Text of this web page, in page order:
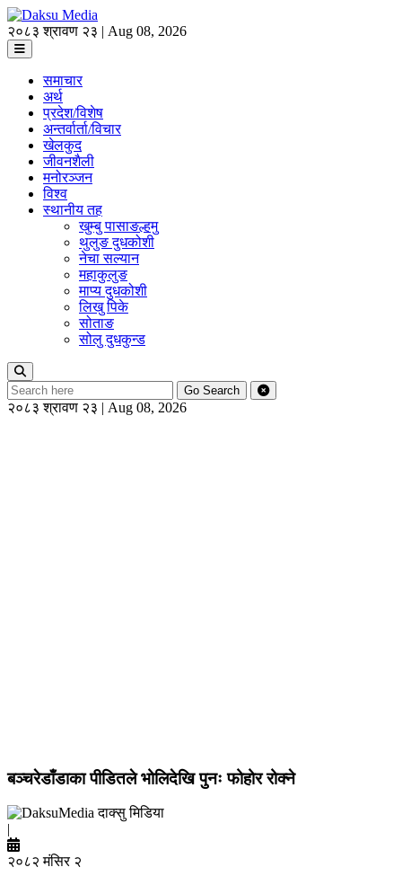
२०८३ श्रावण २३ | Aug 08, 2026
समाचार
अर्थ
प्रदेश/विशेष
अन्तर्वार्ता/विचार
खेलकुद
जीवनशैली
मनोरञ्जन
विश्व
स्थानीय तह
खुम्बु पासाङल्हमु
थुलुङ दुधकोशी
नेचा सल्यान
महाकुलुङ
माप्य दुधकोशी
लिखु पिके
सोताङ
सोलु दुधकुन्ड
Go Search
२०८३ श्रावण २३ | Aug 08, 2026
बञ्चरेडाँडाका पीडितले भोलिदेखि पुनः फोहोर रोक्ने
दाक्सु मिडिया
|
२०८२ मंसिर २